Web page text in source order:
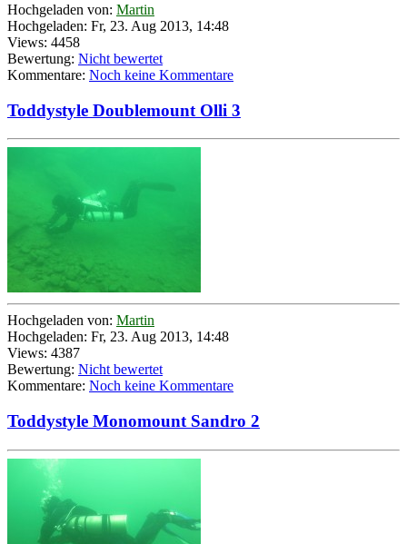
Hochgeladen von: Martin
Hochgeladen: Fr, 23. Aug 2013, 14:48
Views: 4458
Bewertung: Nicht bewertet
Kommentare: Noch keine Kommentare
Toddystyle Doublemount Olli 3
Hochgeladen von: Martin
Hochgeladen: Fr, 23. Aug 2013, 14:48
Views: 4387
Bewertung: Nicht bewertet
Kommentare: Noch keine Kommentare
Toddystyle Monomount Sandro 2